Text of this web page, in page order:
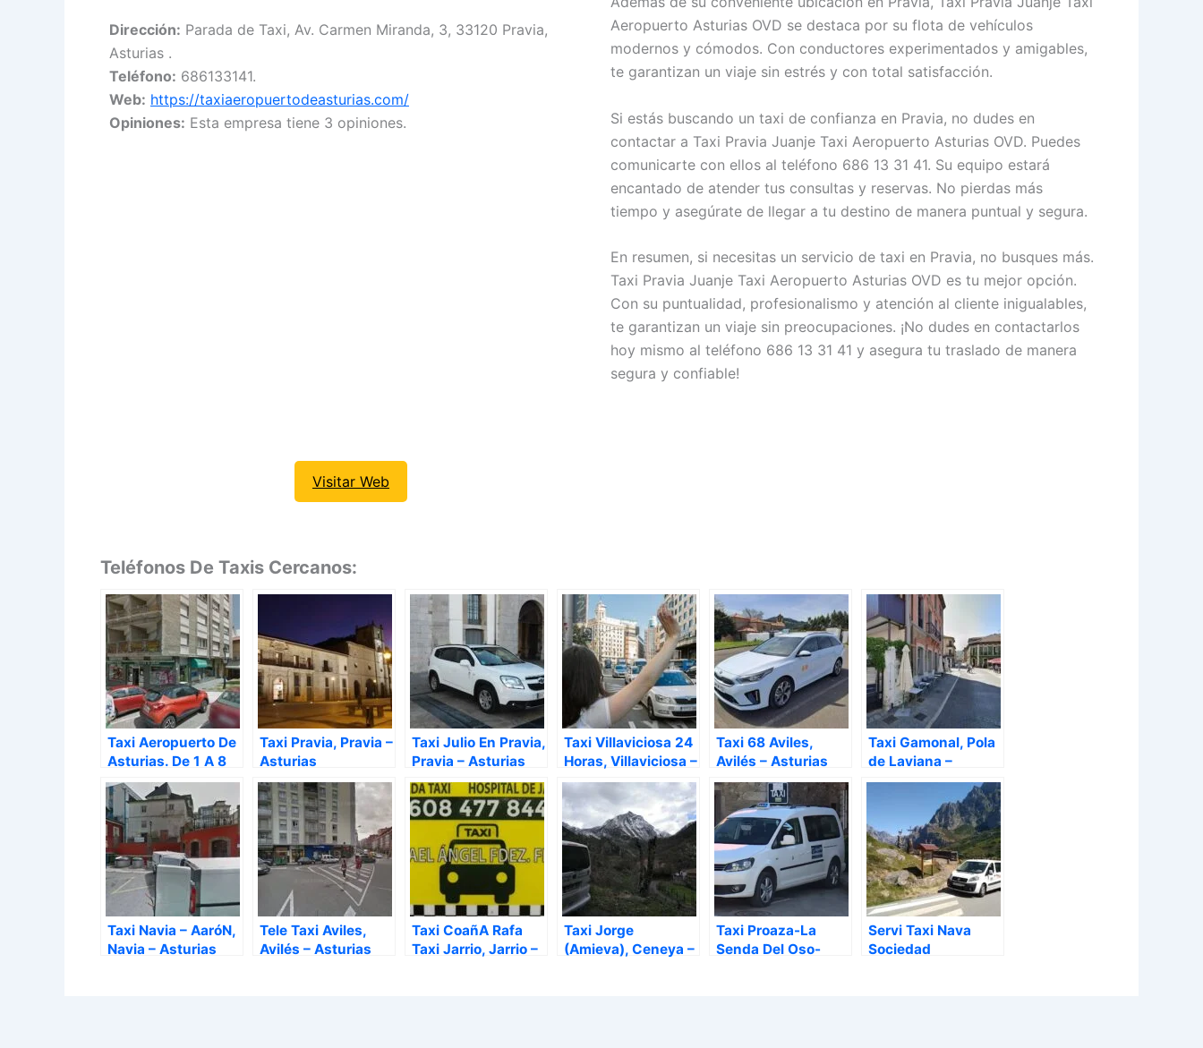
Dirección: Parada de Taxi, Av. Carmen Miranda, 3, 33120 Pravia,
Asturias .
Teléfono: 686133141.
Web: https://taxiaeropuertodeasturias.com/
Opiniones: Esta empresa tiene 3 opiniones.
Visitar Web
Aeropuerto Asturias OVD se destaca por su flota de vehículos
modernos y cómodos. Con conductores experimentados y amigables,
te garantizan un viaje sin estrés y con total satisfacción.
Si estás buscando un taxi de confianza en Pravia, no dudes en
contactar a Taxi Pravia Juanje Taxi Aeropuerto Asturias OVD. Puedes
comunicarte con ellos al teléfono 686 13 31 41. Su equipo estará
encantado de atender tus consultas y reservas. No pierdas más
tiempo y asegúrate de llegar a tu destino de manera puntual y segura.
En resumen, si necesitas un servicio de taxi en Pravia, no busques más.
Taxi Pravia Juanje Taxi Aeropuerto Asturias OVD es tu mejor opción.
Con su puntualidad, profesionalismo y atención al cliente inigualables,
te garantizan un viaje sin preocupaciones. ¡No dudes en contactarlos
hoy mismo al teléfono 686 13 31 41 y asegura tu traslado de manera
segura y confiable!
Teléfonos De Taxis Cercanos:
Taxi Aeropuerto De
Asturias. De 1 A 8
Pasajeros. Taxi
Aeropuerto Ovd,
Pravia – Asturias
Taxi Pravia, Pravia –
Asturias
Taxi Julio En Pravia,
Pravia – Asturias
Taxi Villaviciosa 24
Horas, Villaviciosa –
Asturias
Taxi 68 Aviles,
Avilés – Asturias
Taxi Gamonal, Pola
de Laviana –
Asturias
Taxi Navia – AaróN,
Navia – Asturias
Tele Taxi Aviles,
Avilés – Asturias
Taxi CoañA Rafa
Taxi Jarrio, Jarrio –
Taxi Jorge
(Amieva), Ceneya –
Taxi Proaza-La
Senda Del Oso-
Servi Taxi Nava
Sociedad